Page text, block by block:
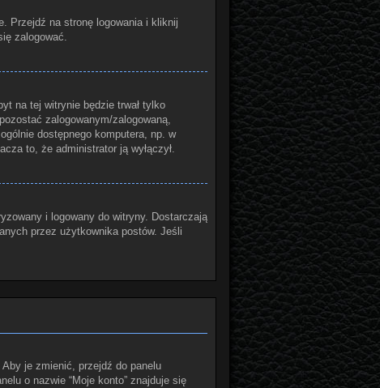
Przejdź na stronę logowania i kliknij
zalogować.
na tej witrynie będzie trwał tylko
zalogowanym/zalogowaną,
dostępnego komputera, np. w
to, że administrator ją wyłączył.
i logowany do witryny. Dostarczają
przez użytkownika postów. Jeśli
je zmienić, przejdź do panelu
o nazwie “Moje konto” znajduje się